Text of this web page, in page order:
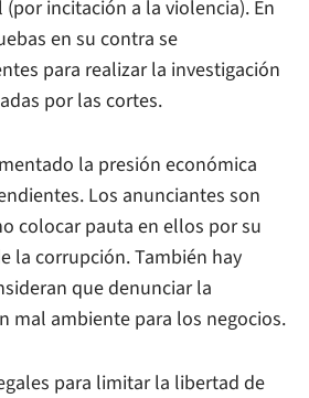
incitación a la violencia). En
en su contra se
para realizar la investigación
por las cortes.
la presión económica
Los anunciantes son
colocar pauta en ellos por su
la corrupción. También hay
que denunciar la
mal ambiente para los negocios.
para limitar la libertad de